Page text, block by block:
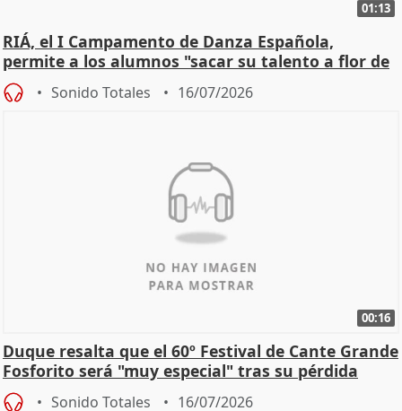
01:13
RIÁ, el I Campamento de Danza Española,
permite a los alumnos "sacar su talento a flor de
piel"
Sonido Totales 16/07/2026
00:16
Duque resalta que el 60º Festival de Cante Grande
Fosforito será "muy especial" tras su pérdida
Sonido Totales 16/07/2026